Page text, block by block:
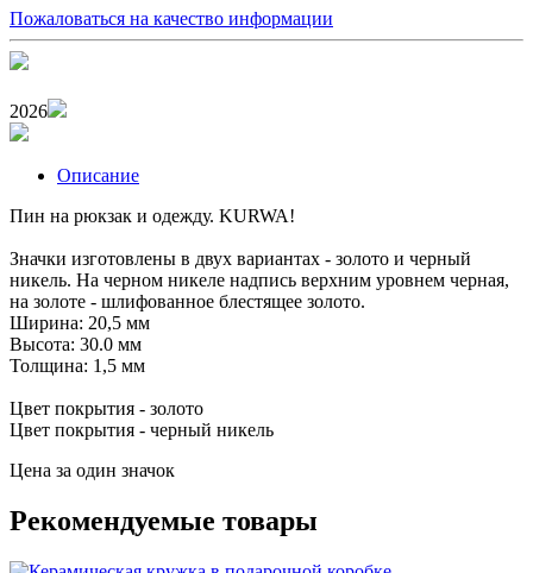
Пожаловаться на качество информации
2026
Описание
Пин на рюкзак и одежду. KURWA!
Значки изготовлены в двух вариантах - золото и черный
никель. На черном никеле надпись верхним уровнем черная,
на золоте - шлифованное блестящее золото.
Ширина: 20,5 мм
Высота: 30.0 мм
Толщина: 1,5 мм
Цвет покрытия - золото
Цвет покрытия - черный никель
Цена за один значок
Рекомендуемые товары